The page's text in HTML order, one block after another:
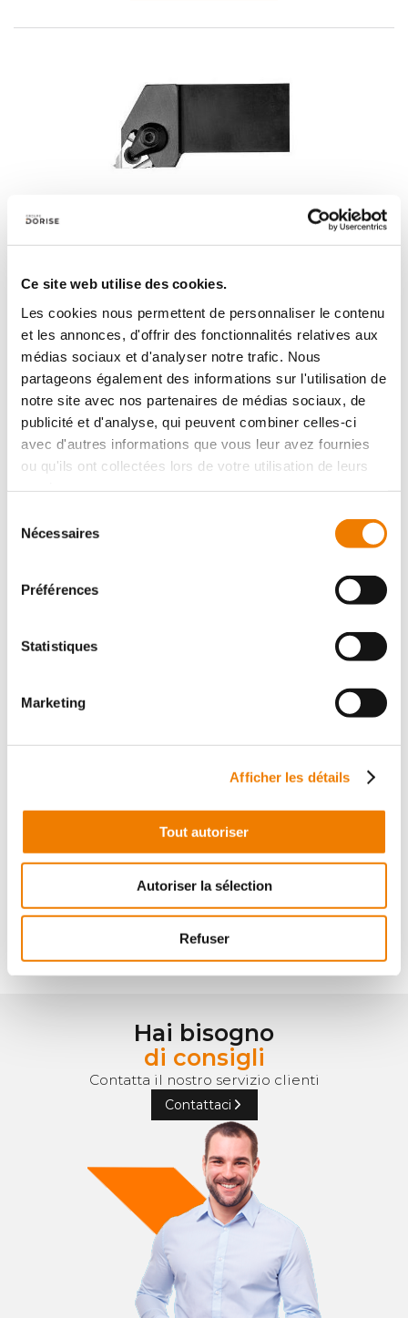
Ce site web utilise des cookies.
Les cookies nous permettent de personnaliser le contenu
et les annonces, d'offrir des fonctionnalités relatives aux
médias sociaux et d'analyser notre trafic. Nous
partageons également des informations sur l'utilisation de
notre site avec nos partenaires de médias sociaux, de
publicité et d'analyse, qui peuvent combiner celles-ci
avec d'autres informations que vous leur avez fournies
ou qu'ils ont collectées lors de votre utilisation de leurs
Nécessaires
Préférences
Statistiques
Marketing
Afficher les détails
Tout autoriser
Autoriser la sélection
Refuser
Filetage
Vedi le 4 sottofamiglie
Perçage et alésage
Vedi le 7 sottofamiglie
Hai bisogno
di consigli
Contatta il nostro servizio clienti
Contattaci